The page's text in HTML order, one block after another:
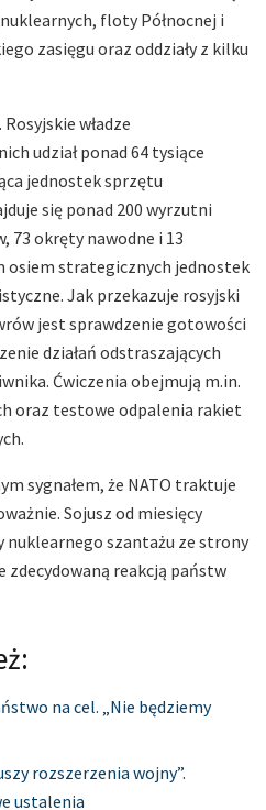
floty Północnej i
zasięgu oraz oddziały z kilku
władze
udział ponad 64 tysiące
jednostek sprzętu
się ponad 200 wyrzutni
73 okręty nawodne i 13
osiem strategicznych jednostek
Jak przekazuje rosyjski
jest sprawdzenie gotowości
działań odstraszających
Ćwiczenia obejmują m.in.
oraz testowe odpalenia rakiet
sygnałem, że NATO traktuje
Sojusz od miesięcy
nuklearnego szantażu ze strony
zdecydowaną reakcją państw
na cel. „Nie będziemy
rozszerzenia wojny”.
ustalenia